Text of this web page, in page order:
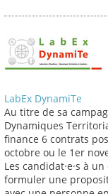
LabEx DynamiTe
Au titre de sa
Dynamiques
finance 6 contrats
octobre ou le 1er
Les candidat·e·s à
formuler une